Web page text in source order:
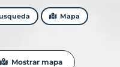
Mapa
Mostrar mapa